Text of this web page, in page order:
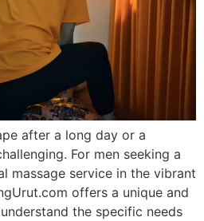
after a long day or a
For men seeking a
massage service in the vibrant
offers a unique and
the specific needs